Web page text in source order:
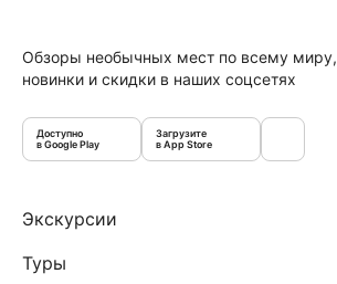
Обзоры необычных мест по всему миру,
новинки и скидки в наших соцсетях
Доступно
в Google Play
Загрузите
в App Store
Экскурсии
Туры